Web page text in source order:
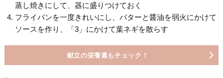
蒸し焼きにして、器に盛りつけておく
フライパンを一度きれいにし、バターと醤油を弱火にかけて
ソースを作り、「3」にかけて葉ネギを散らす
献立の栄養素もチェック！